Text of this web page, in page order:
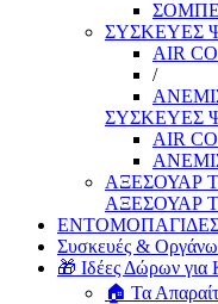
ΣΥΣΚΕΥΕΣ
AIR
/
ΣΥΣΚΕΥΕΣ
AIR
ΑΞΕΣΟΥΑΡ
ΑΞΕΣΟΥΑΡ
Συσκευές &
🎁 Ιδέες Δώρων για
🏠 Τα